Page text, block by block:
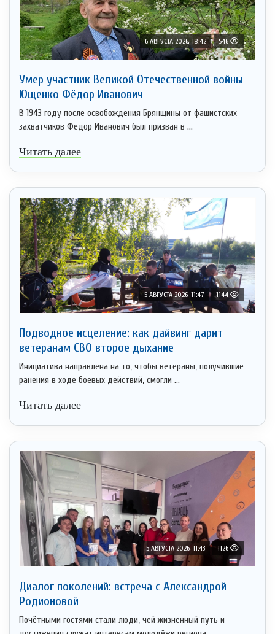
6 АВГУСТА 2026, 18:42 546
Умер участник Великой Отечественной войны
Ющенко Фёдор Иванович
В 1943 году после освобождения Брянщины от фашистских
захватчиков Федор Иванович был призван в ...
Читать далее
5 АВГУСТА 2026, 11:47 1144
Подводное исцеление: как дайвинг дарит
ветеранам СВО второе дыхание
Инициатива направлена на то, чтобы ветераны, получившие
ранения в ходе боевых действий, смогли ...
Читать далее
5 АВГУСТА 2026, 11:43 1126
Диалог поколений: встреча с Александрой
Родионовой
Почётными гостями стали люди, чей жизненный путь и